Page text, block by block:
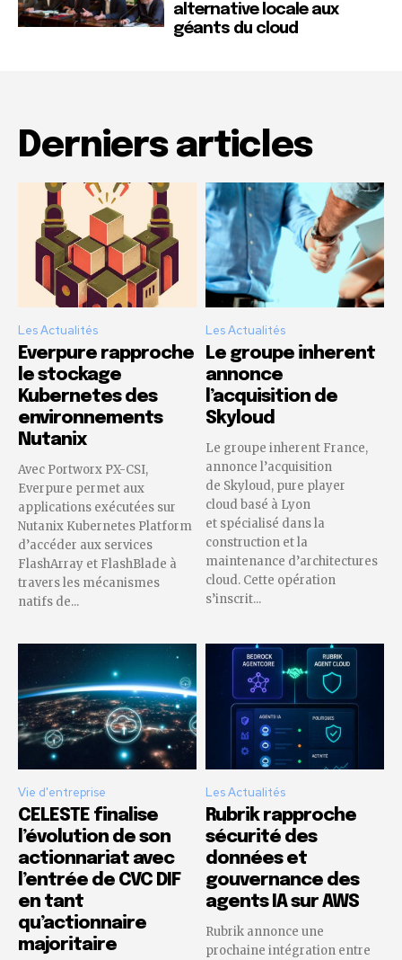
alternative locale aux
géants du cloud
Derniers articles
Les Actualités
Everpure rapproche
le stockage
Kubernetes des
environnements
Nutanix
Avec Portworx PX-CSI,
Everpure permet aux
applications exécutées sur
Nutanix Kubernetes Platform
d’accéder aux services
FlashArray et FlashBlade à
travers les mécanismes
natifs de...
Les Actualités
Le groupe inherent
annonce
l’acquisition de
Skyloud
Le groupe inherent France,
annonce l’acquisition
de Skyloud, pure player
cloud basé à Lyon
et spécialisé dans la
construction et la
maintenance d’architectures
cloud. Cette opération
s’inscrit...
Vie d'entreprise
CELESTE finalise
l’évolution de son
actionnariat avec
l’entrée de CVC DIF
en tant
qu’actionnaire
majoritaire
Les Actualités
Rubrik rapproche
sécurité des
données et
gouvernance des
agents IA sur AWS
Rubrik annonce une
prochaine intégration entre